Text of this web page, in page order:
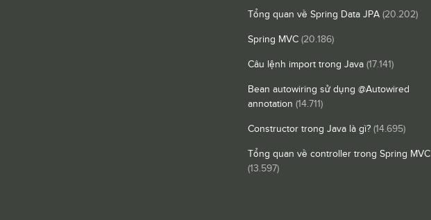
Tổng quan về Spring Data JPA (20.202)
Spring MVC (20.186)
Câu lệnh import trong Java (17.141)
Bean autowiring sử dụng @Autowired
annotation (14.711)
Constructor trong Java là gì? (14.695)
Tổng quan về controller trong Spring MVC
(13.597)